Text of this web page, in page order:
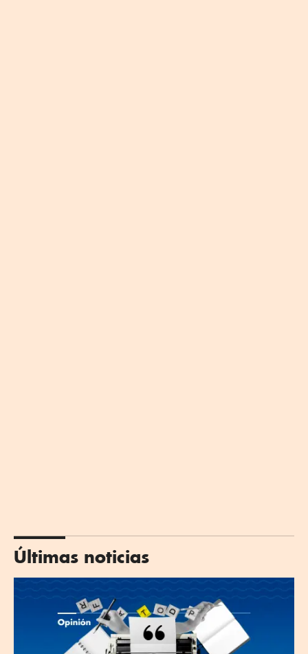
Últimas noticias